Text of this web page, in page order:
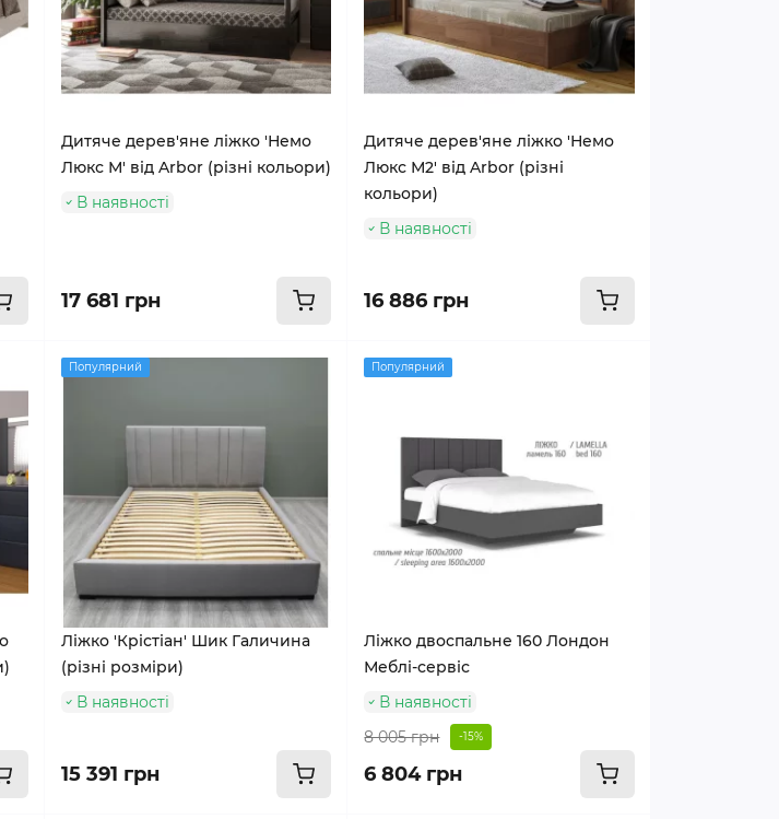
Дитяче дерев'яне ліжко 'Немо
Люкс М' від Arbor (різні кольори)
В наявності
17 681 грн
Дитяче дерев'яне ліжко 'Немо
Люкс М2' від Arbor (різні
кольори)
В наявності
16 886 грн
Популярний
Ліжко 'Крістіан' Шик Галичина
(різні розміри)
В наявності
15 391 грн
Популярний
Ліжко двоспальне 160 Лондон
Меблі-сервіс
В наявності
8 005 грн
-15%
6 804 грн